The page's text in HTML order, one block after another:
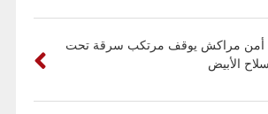
.. أمن مراكش يوقف مرتكب سرقة تحت
الأبيض